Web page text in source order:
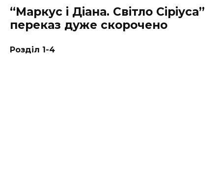
“Маркус і Діана. Світло Сіріуса”
переказ дуже скорочено
Розділ 1-4